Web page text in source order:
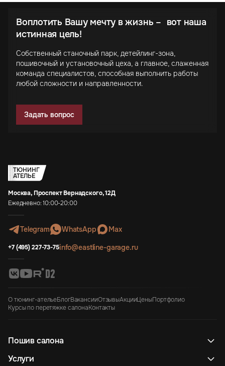
Воплотить Вашу мечту в жизнь – вот наша
истинная цель!
Собственный станочный парк, детейлинг-зона,
пошивочный и установочный цеха, а главное, слаженная
команда специалистов, способная выполнить работы
любой сложности и направленности.
Задать вопрос
ТЮНИНГ
АТЕЛЬЕ
Москва, Проспект Вернадского, 12Д
Ежедневно: 10:00-20:00
Telegram WhatsApp Max
+7 (495) 227-73-75info@eastline-garage.ru
О тюнинг-ательеБлогВакансииОтзывыАкцииЦеныПортфолио
Курсы по перетяжке салонаКонтакты
Пошив салона
Услуги